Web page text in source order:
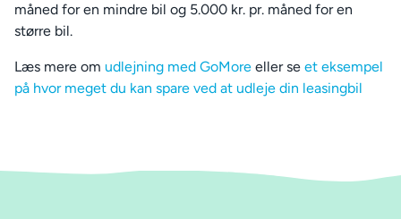
måned for en mindre bil og 5.000 kr. pr. måned for en
større bil.
Læs mere om udlejning med GoMore eller se et eksempel
på hvor meget du kan spare ved at udleje din leasingbil